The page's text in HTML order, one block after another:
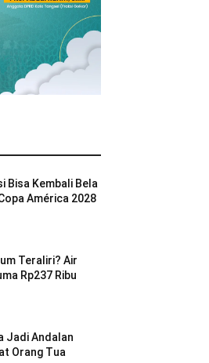
Bisa Kembali Bela
América 2028
Teraliri? Air
Rp237 Ribu
Jadi Andalan
Orang Tua